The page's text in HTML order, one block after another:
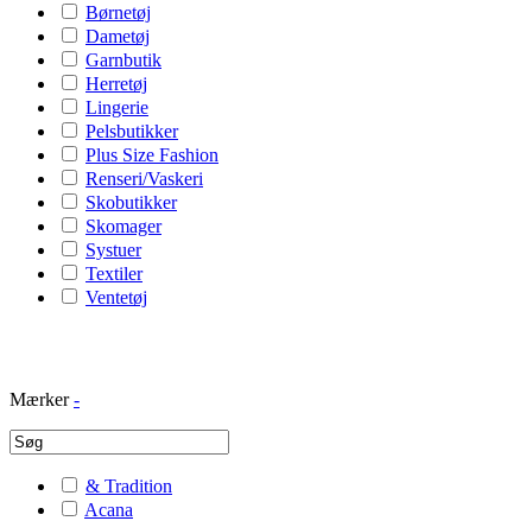
Børnetøj
Dametøj
Garnbutik
Herretøj
Lingerie
Pelsbutikker
Plus Size Fashion
Renseri/Vaskeri
Skobutikker
Skomager
Systuer
Textiler
Ventetøj
Mærker -
& Tradition
Acana